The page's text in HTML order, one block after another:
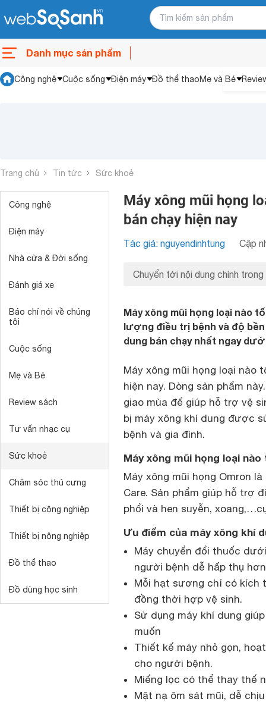
Danh mục sản phẩm
Công nghệ Cuộc sống Điện máy Đồ thể thaoMẹ và Bé
Trang chủ Tin tức Sức khoẻ
Công nghệ
Điện máy
Nhà cửa & Đời sống
Đánh giá xe
Báo chí nói về chúng
tôi
Cuộc sống
Mẹ và Bé
Review sách
Tư vấn nhạc cụ
Sức khoẻ
Chăm sóc thú cưng
Thiết bị công nghiệp
Thiết bị nông nghiệp
Đồ thể thao
Đồ dùng học sinh
Máy xông mũi họng
bán chạy hiện nay
Tác giả: nguyendinhtung Cập
Chuyển tới nội dung chính trong
Máy xông mũi họng loại nào
lượng điều trị bệnh và độ bền
dung bán chạy nhất ngay
Máy xông mũi họng loại
hiện nay. Dòng sản phẩm
giao mùa để giúp hỗ trợ vệ
bị máy xông khí dung được
bệnh và gia đình.
Máy xông mũi họng loại
Máy xông mũi họng Omron
Care. Sản phẩm giúp hỗ trợ
phổi và hen suyễn,
Ưu điểm của máy xông khí
Máy chuyển đổi thuốc
người bệnh dễ hấp thụ
Mỗi hạt sương chỉ có kích
đồng thời hợp vệ sinh.
Sử dụng máy khí dung
muốn
Thiết kế máy nhỏ gọn,
cho người bệnh.
Miếng lọc có thể thay thế
Mặt nạ ôm sát mũi, dễ